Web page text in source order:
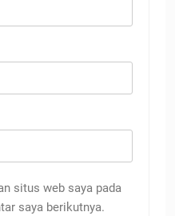
situs web saya pada
saya berikutnya.